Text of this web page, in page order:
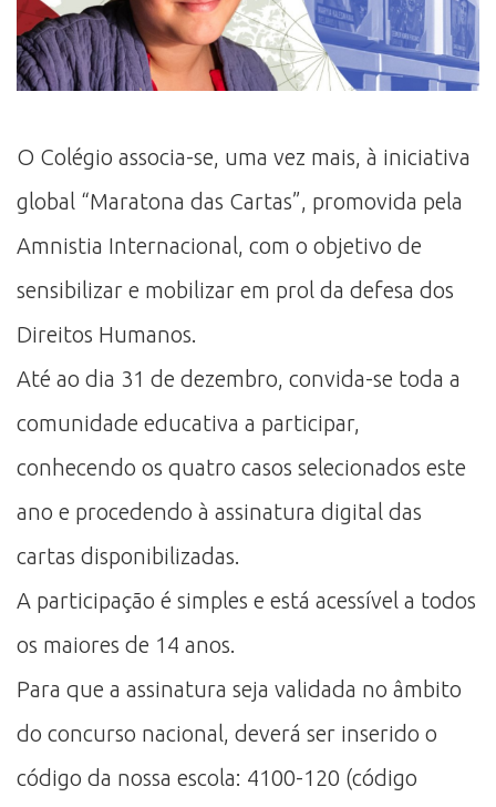
O Colégio associa-se, uma vez mais, à iniciativa
global “Maratona das Cartas”, promovida pela
Amnistia Internacional, com o objetivo de
sensibilizar e mobilizar em prol da defesa dos
Direitos Humanos.
Até ao dia 31 de dezembro, convida-se toda a
comunidade educativa a participar,
conhecendo os quatro casos selecionados este
ano e procedendo à assinatura digital das
cartas disponibilizadas.
A participação é simples e está acessível a todos
os maiores de 14 anos.
Para que a assinatura seja validada no âmbito
do concurso nacional, deverá ser inserido o
código da nossa escola: 4100-120 (código